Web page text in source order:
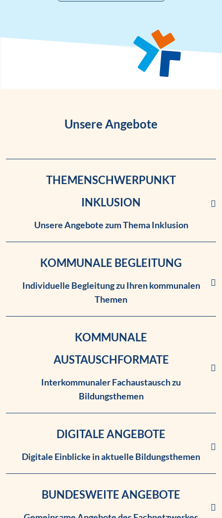
Unsere Angebote
THEMENSCHWERPUNKT
INKLUSION
Unsere Angebote zum Thema Inklusion
KOMMUNALE BEGLEITUNG
Individuelle Begleitung zu Ihren kommunalen
Themen
KOMMUNALE
AUSTAUSCHFORMATE
Interkommunaler Fachaustausch zu
Bildungsthemen
DIGITALE ANGEBOTE
Digitale Einblicke in aktuelle Bildungsthemen
BUNDESWEITE ANGEBOTE